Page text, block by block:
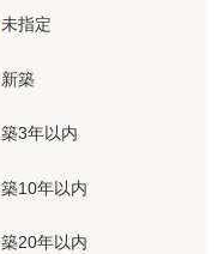
未指定
新築
築3年以内
築10年以内
築20年以内